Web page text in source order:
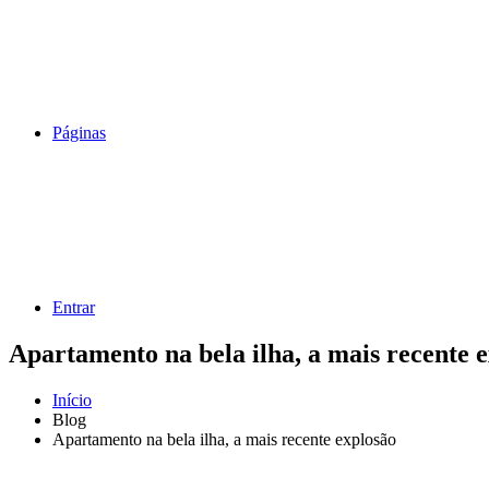
Páginas
Entrar
Apartamento na bela ilha, a mais recente
Início
Blog
Apartamento na bela ilha, a mais recente explosão